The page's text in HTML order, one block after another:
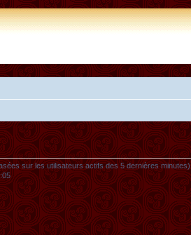
sur les utilisateurs actifs des 5 dernières minutes)